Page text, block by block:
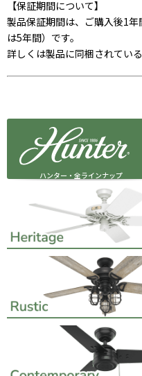
【保証期間について】
製品保証期間は、ご購入後1
は5年間）です。
詳しくは製品に同梱されてい
ハンター・全ラインナップ